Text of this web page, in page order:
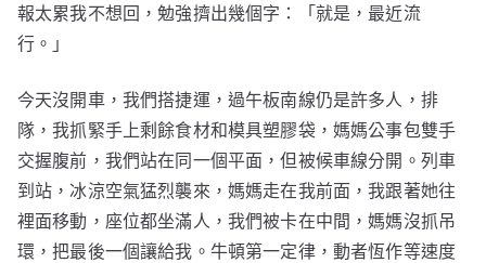
報太累我不想回，勉強擠出幾個字：「就是，最近流
行。」
今天沒開車，我們搭捷運，過午板南線仍是許多人，排
隊，我抓緊手上剩餘食材和模具塑膠袋，媽媽公事包雙手
交握腹前，我們站在同一個平面，但被候車線分開。列車
到站，冰涼空氣猛烈襲來，媽媽走在我前面，我跟著她往
裡面移動，座位都坐滿人，我們被卡在中間，媽媽沒抓吊
環，把最後一個讓給我。牛頓第一定律，動者恆作等速度